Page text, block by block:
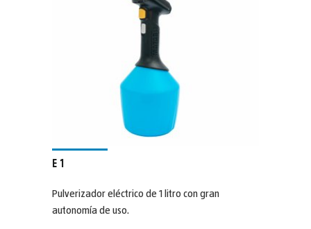
E 1
Pulverizador eléctrico de 1 litro con gran
autonomía de uso.